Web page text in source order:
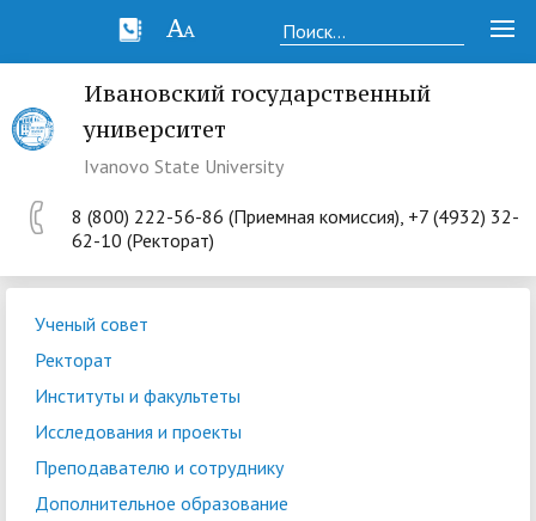
Ивановский государственный
университет
Ivanovo State University
8 (800) 222-56-86 (Приемная комиссия), +7 (4932) 32-
62-10 (Ректорат)
Ученый совет
Ректорат
Институты и факультеты
Исследования и проекты
Преподавателю и сотруднику
Дополнительное образование